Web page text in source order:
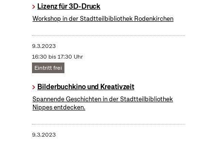
Lizenz für 3D-Druck
Workshop in der Stadtteilbibliothek Rodenkirchen
9.3.2023
16:30 bis 17:30 Uhr
Eintritt frei
Bilderbuchkino und Kreativzeit
Spannende Geschichten in der Stadtteilbibliothek
Nippes entdecken.
9.3.2023